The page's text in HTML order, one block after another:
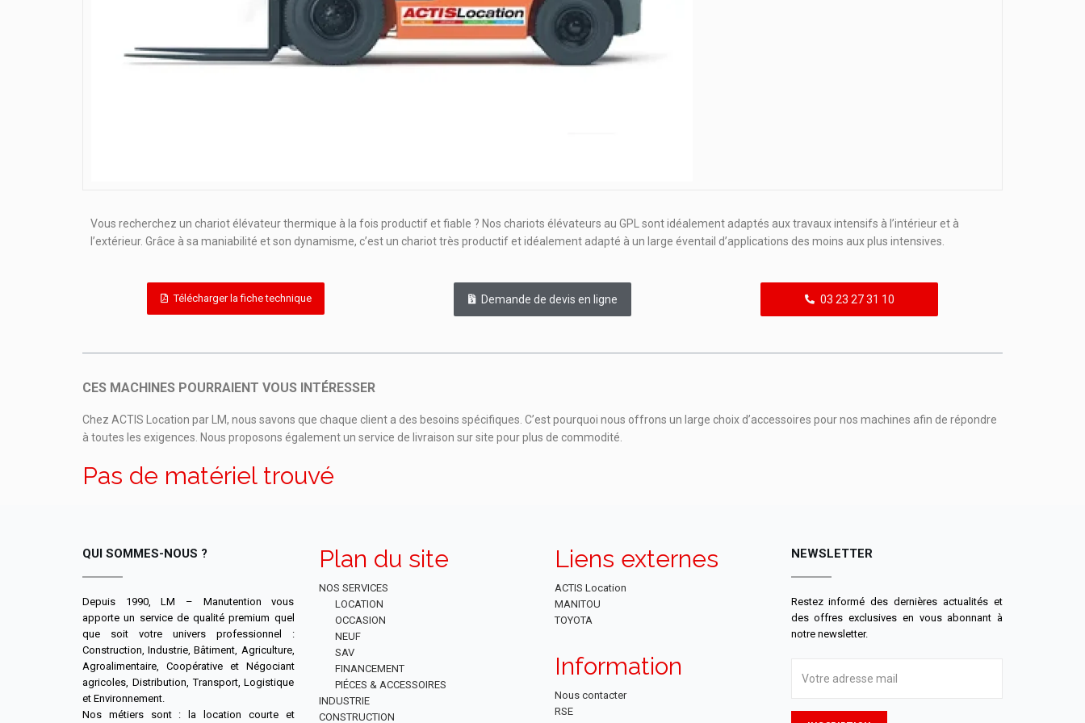
Vous recherchez un chariot élévateur thermique à la fois productif et fiable ? Nos chariots élévateurs au GPL sont idéalement adaptés aux travaux intensifs à l’intérieur et à
l’extérieur. Grâce à sa maniabilité et son dynamisme, c’est un chariot très productif et idéalement adapté à un large éventail d’applications des moins aux plus intensives.
Télécharger la fiche technique Demande de devis en ligne 03 23 27 31 10
CES MACHINES POURRAIENT VOUS INTÉRESSER
Chez ACTIS Location par LM, nous savons que chaque client a des besoins spécifiques. C’est pourquoi nous offrons un large choix d’accessoires pour nos machines afin de répondre
à toutes les exigences. Nous proposons également un service de livraison sur site pour plus de commodité.
Pas de matériel trouvé
QUI SOMMES-NOUS ?
Depuis 1990, LM – Manutention vous
apporte un service de qualité premium quel
que soit votre univers professionnel :
Construction, Industrie, Bâtiment, Agriculture,
Agroalimentaire, Coopérative et Négociant
agricoles, Distribution, Transport, Logistique
et Environnement.
Nos métiers sont : la location courte et
Plan du site
NOS SERVICES
LOCATION
OCCASION
NEUF
SAV
FINANCEMENT
PIÉCES & ACCESSOIRES
INDUSTRIE
CONSTRUCTION
Liens externes
ACTIS Location
MANITOU
TOYOTA
Information
Nous contacter
RSE
NEWSLETTER
Restez informé des dernières actualités et
des offres exclusives en vous abonnant à
notre newsletter.